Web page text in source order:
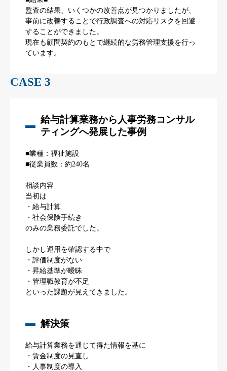
監査の結果、いくつかの改善点が見つかりましたが、
事前に改善することで行政調査への対応リスクを回避
することができました。
現在も顧問契約のもとで継続的な労務管理支援を行っ
ています。
CASE 3
給与計算業務から人事労務コンサル
ティングへ発展した事例
■業種：福祉施設
■従業員数：約240名
相談内容
当初は
・給与計算
・社会保険手続き
のみの業務委託でした。
しかし運用を確認する中で
・評価制度がない
・昇給基準が曖昧
・管理職教育が不足
といった課題が見えてきました。
解決策
給与計算業務を通じて得た情報を基に
・賃金制度の見直し
・人事制度の導入